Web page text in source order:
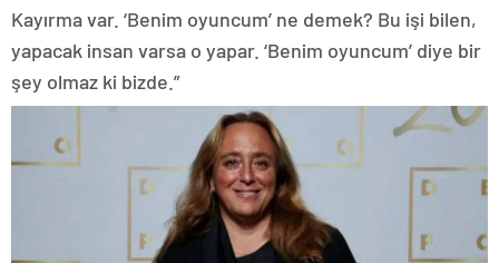
Kayırma var. ‘Benim oyuncum’ ne demek? Bu işi bilen,
yapacak insan varsa o yapar. ‘Benim oyuncum’ diye bir
şey olmaz ki bizde.”